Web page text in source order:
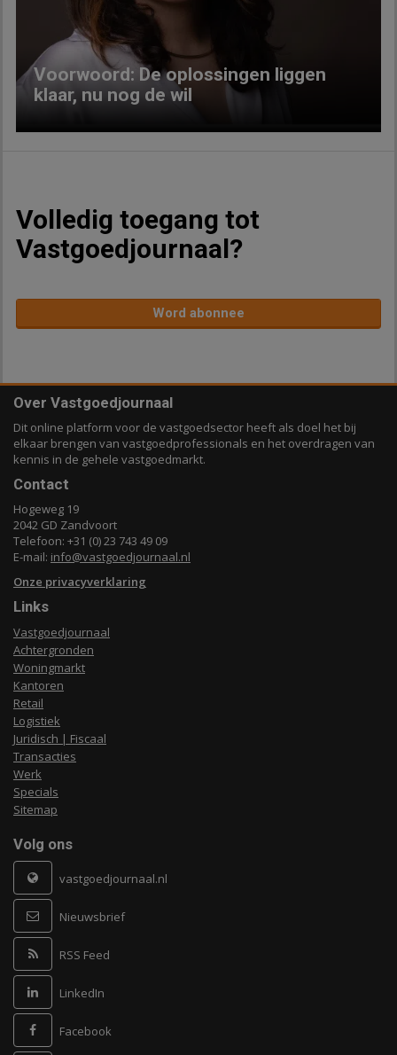
Voorwoord: De oplossingen liggen
klaar, nu nog de wil
Volledig toegang tot
Vastgoedjournaal?
Word abonnee
Over Vastgoedjournaal
Dit online platform voor de vastgoedsector heeft als doel het bij
elkaar brengen van vastgoedprofessionals en het overdragen van
kennis in de gehele vastgoedmarkt.
Contact
Hogeweg 19
2042 GD Zandvoort
Telefoon: +31 (0) 23 743 49 09
E-mail: info@vastgoedjournaal.nl
Onze privacyverklaring
Links
Vastgoedjournaal
Achtergronden
Woningmarkt
Kantoren
Retail
Logistiek
Juridisch | Fiscaal
Transacties
Werk
Specials
Sitemap
Volg ons
vastgoedjournaal.nl
Nieuwsbrief
RSS Feed
LinkedIn
Facebook